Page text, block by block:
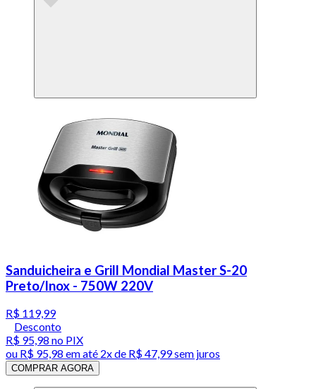
Sanduicheira e Grill Mondial Master S-20
Preto/Inox - 750W 220V
R$ 119,99
Desconto
R$ 95,98 no PIX
ou R$ 95,98 em até 2x de R$ 47,99 sem juros
COMPRAR AGORA